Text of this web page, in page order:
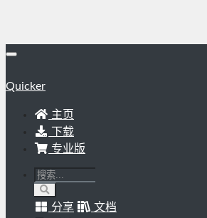
Quicker
主页
下载
专业版
分享
文档